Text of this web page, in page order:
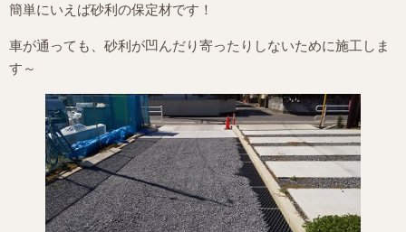
簡単にいえば砂利の保定材です！
車が通っても、砂利が凹んだり寄ったりしないために施工しま
す～